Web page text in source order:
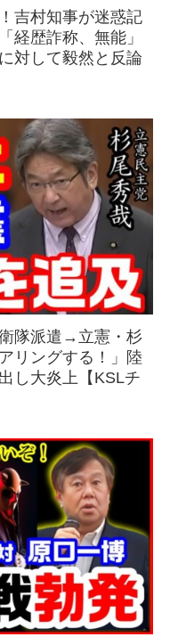
吉村知事が迷惑記
経歴詐称、無能」
対して毅然と反論
隊派遣→立憲・杉
リングする！」陸
し大炎上【KSLチ